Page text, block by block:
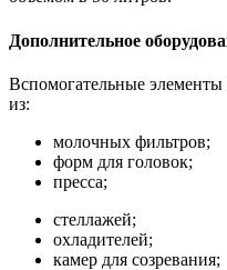
Дополнительное
Вспомогательные элементы
из:
молочных фильтров;
форм для головок;
пресса;
стеллажей;
охладителей;
камер для созревания;